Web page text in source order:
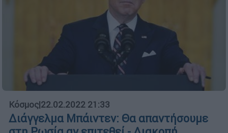
Κόσμος|22.02.2022 21:33
Διάγγελμα Μπάιντεν: Θα απαντήσουμε